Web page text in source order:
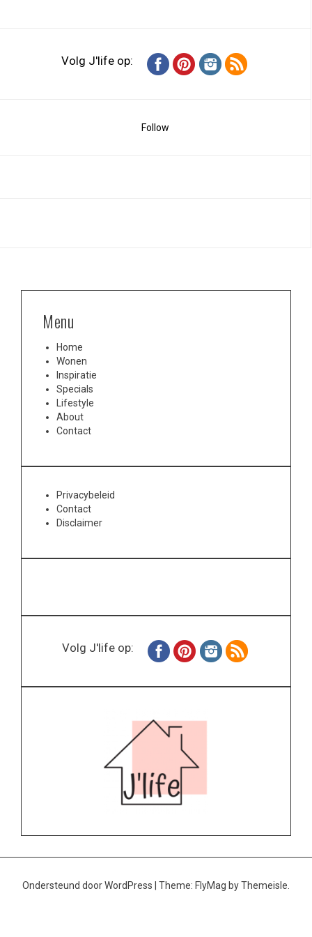
Volg J'life op:
Follow
Menu
Home
Wonen
Inspiratie
Specials
Lifestyle
About
Contact
Privacybeleid
Contact
Disclaimer
Volg J'life op:
Ondersteund door WordPress Theme: FlyMag by Themeisle.